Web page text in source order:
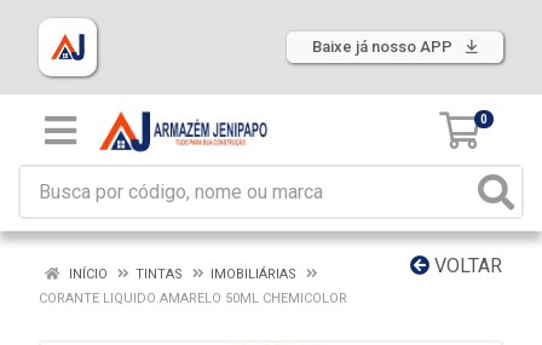
Baixe já nosso APP
0
VOLTAR
INÍCIO TINTAS
IMOBILIÁRIAS
CORANTE LIQUIDO AMARELO 50ML CHEMICOLOR